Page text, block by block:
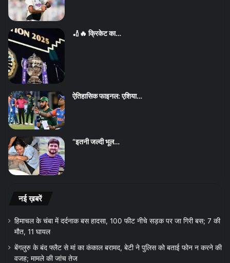
🏏🔥 क्रिकेट का…
ऐतिहासिक फाइनल: एशिया…
“इतनी जल्दी भूल…
नई ख़बरें
हिमाचल के चंबा में दर्दनाक बस हादसा, 100 फीट नीचे सड़क पर जा गिरी बस; 7 की
मौत, 11 घायल
बेंगलुरु के बंद फ्लैट से मां का कंकाल बरामद, बेटी ने पुलिस को बताई फोन न करने की
वजह; मामले की जांच तेज